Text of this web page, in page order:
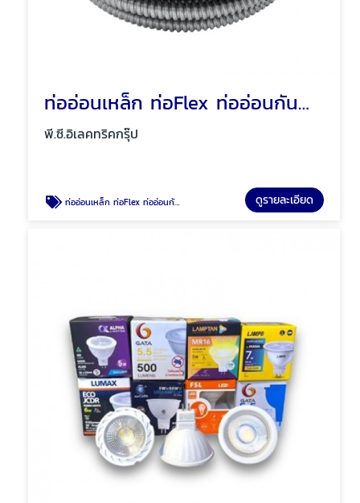
ท่ออ่อนเหล็ก ท่อFlex ท่ออ่อนกันน้ำสีเทา พัทยา ชลบุรี
พี.ซี.อิเลคทริคกรุ๊ป
ท่ออ่อนเหล็ก ท่อFlex ท่ออ่อนกันน้ำสีเทา พัทยา ชลบุรี ดูรายละเอียด